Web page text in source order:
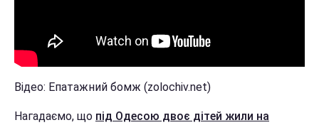
Відео: Епатажний бомж (zolochiv.net)
Нагадаємо, що під Одесою двоє дітей жили на